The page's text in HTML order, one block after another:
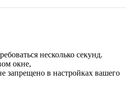
несколько секунд.
окне,
запрещено в настройках вашего